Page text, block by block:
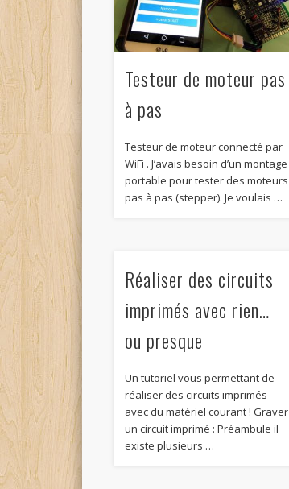
Testeur de moteur pas
à pas
Testeur de moteur connecté par
WiFi . J’avais besoin d’un montage
portable pour tester des moteurs
pas à pas (stepper). Je voulais …
Réaliser des circuits
imprimés avec rien…
ou presque
Un tutoriel vous permettant de
réaliser des circuits imprimés
avec du matériel courant ! Graver
un circuit imprimé : Préambule il
existe plusieurs …